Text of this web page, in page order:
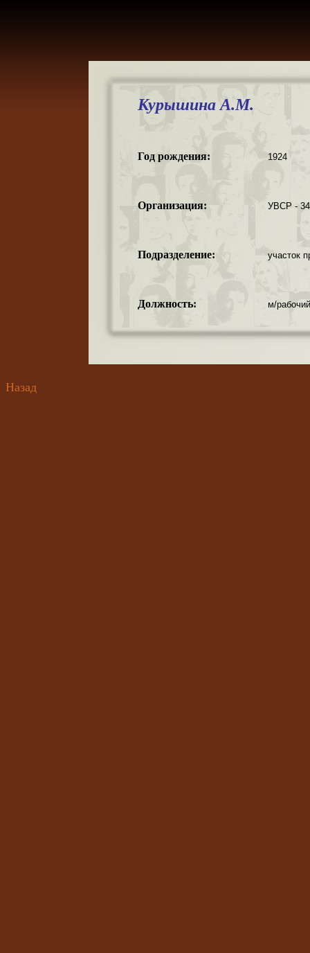
Курышина А.М.
Год рождения: 1924
Организация: УВСР -
Подразделение: участок
Должность: м/
Назад